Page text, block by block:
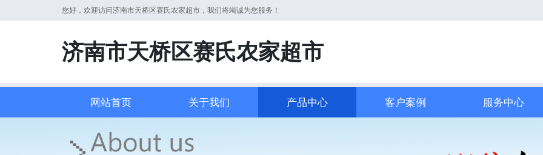
您好，欢迎访问济南市天桥区赛氏农家超市，我们将竭诚为您服务！
济南市天桥区赛氏农家超市
网站首页 关于我们 产品中心 客户案例 服务中心